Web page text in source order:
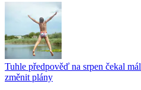
Tuhle předpověď na srpen čekal
změnit plány